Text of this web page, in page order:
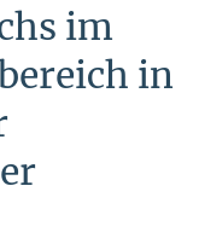
im
in